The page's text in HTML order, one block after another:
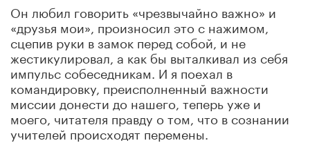
Он любил говорить «чрезвычайно важно» и
«друзья мои», произносил это с нажимом,
сцепив руки в замок перед собой и не
жестикулировал, а как бы выталкивал из себя
импульс собеседникам. И я поехал в
командировку, преисполненный важности
миссии донести до нашего, теперь уже и
моего, читателя правду о том, что в сознании
учителей происходят перемены.